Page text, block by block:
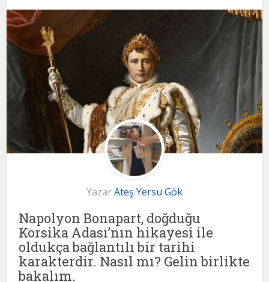
YazarAteş Yersu Gök
Napolyon Bonapart, doğduğu
Korsika Adası’nın hikayesi ile
oldukça bağlantılı bir tarihi
karakterdir. Nasıl mı? Gelin birlikte
bakalım.